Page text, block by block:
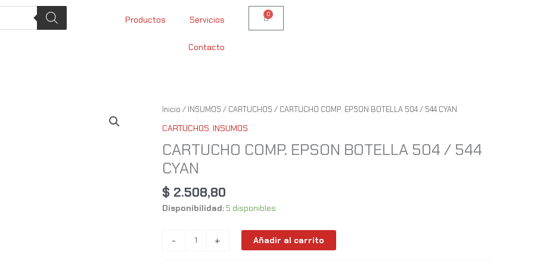
Productos Servicios
Contacto
0
Cart
Inicio / INSUMOS / CARTUCHOS / CARTUCHO COMP. EPSON BOTELLA 504 / 544 CYAN
CARTUCHOS, INSUMOS
CARTUCHO COMP. EPSON BOTELLA 504 / 544
CYAN
$ 2.508,80
Disponibilidad: 5 disponibles
-
CARTUCHO
BOTELLA
504
/
544
CYAN
+ Añadir al carrito